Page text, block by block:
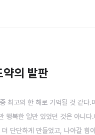
의 발판
고의 한 해로 기억될 것 같다.
행복한 일만 있었던 것은 아니
단단하게 만들었고, 나아갈